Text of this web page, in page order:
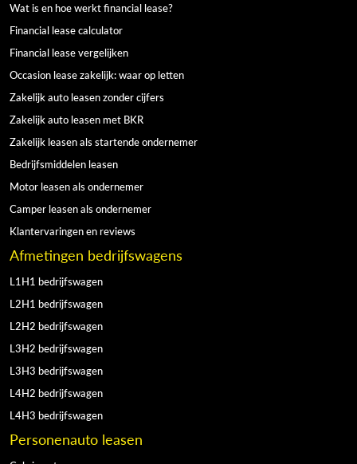
Wat is en hoe werkt financial lease?
Financial lease calculator
Financial lease vergelijken
Occasion lease zakelijk: waar op letten
Zakelijk auto leasen zonder cijfers
Zakelijk auto leasen met BKR
Zakelijk leasen als startende ondernemer
Bedrijfsmiddelen leasen
Motor leasen als ondernemer
Camper leasen als ondernemer
Klantervaringen en reviews
Afmetingen bedrijfswagens
L1H1 bedrijfswagen
L2H1 bedrijfswagen
L2H2 bedrijfswagen
L3H2 bedrijfswagen
L3H3 bedrijfswagen
L4H2 bedrijfswagen
L4H3 bedrijfswagen
Personenauto leasen